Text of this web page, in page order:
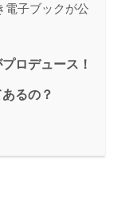
電子ブックが公
ロデュース！
るの？